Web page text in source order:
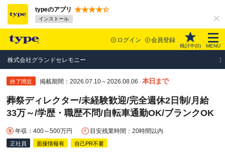
typeのアプリ
インストール
ログイン 会員登録
検討中(0) MENU
株式会社グランドセレモニー
終了間近 掲載期間：2026.07.10～2026.08.06 本日まで
葬祭ディレクター/未経験歓迎/完全週休2日制/月給
33万～/学歴・職歴不問/自転車通勤OK/ブランクOK
年収：400～500万円 目安残業時間：20時間以内
正社員 面接情報有 自己PR不要